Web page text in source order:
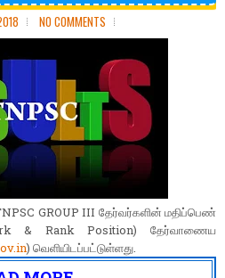
NO COMMENTS
GROUP III தேர்வர்களின் மதிப்பெண்
& Rank Position) தேர்வாணைய
) வெளியிடப்பட்டுள்ளது.